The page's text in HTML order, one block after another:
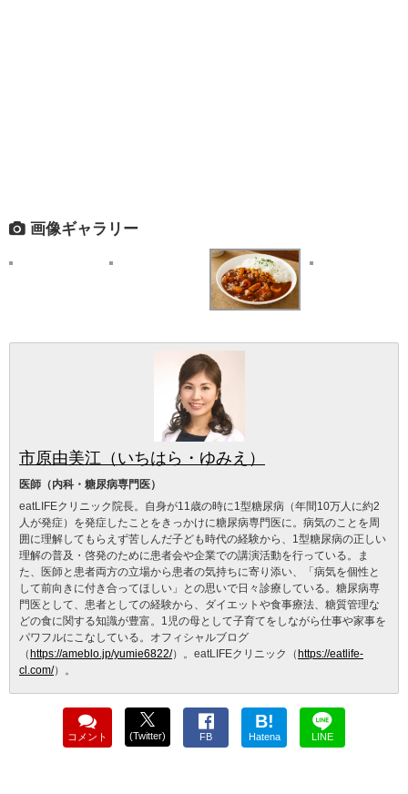
画像ギャラリー
市原由美江（いちはら・ゆみえ）
医師（内科・糖尿病専門医）
eatLIFEクリニック院長。自身が11歳の時に1型糖尿病（年間10万人に約2
人が発症）を発症したことをきっかけに糖尿病専門医に。病気のことを周
囲に理解してもらえず苦しんだ子ども時代の経験から、1型糖尿病の正しい
理解の普及・啓発のために患者会や企業での講演活動を行っている。ま
た、医師と患者両方の立場から患者の気持ちに寄り添い、「病気を個性と
して前向きに付き合ってほしい」との思いで日々診療している。糖尿病専
門医として、患者としての経験から、ダイエットや食事療法、糖質管理な
どの食に関する知識が豊富。1児の母として子育てをしながら仕事や家事を
パワフルにこなしている。オフィシャルブログ
（ https://ameblo.jp/yumie6822/）。eatLIFEクリニック（ https://eatlife-
cl.com/）。
コメント (Twitter) FB
B!
Hatena LINE